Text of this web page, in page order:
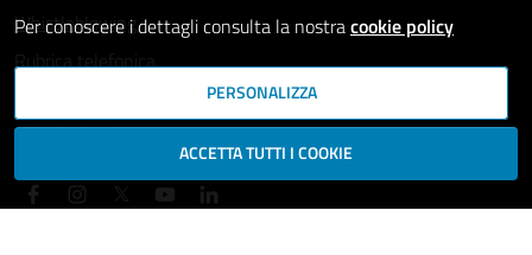
Whistleblowing
Rubrica telefonica
SEGUICI SU
Per conoscere i dettagli consulta la nostracookie policy
PERSONALIZZA
ACCETTA TUTTI I COOKIE